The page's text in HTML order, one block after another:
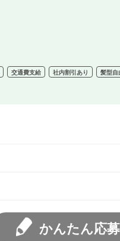
交通費支給 社内割引あり 髪型自
かんたん応募